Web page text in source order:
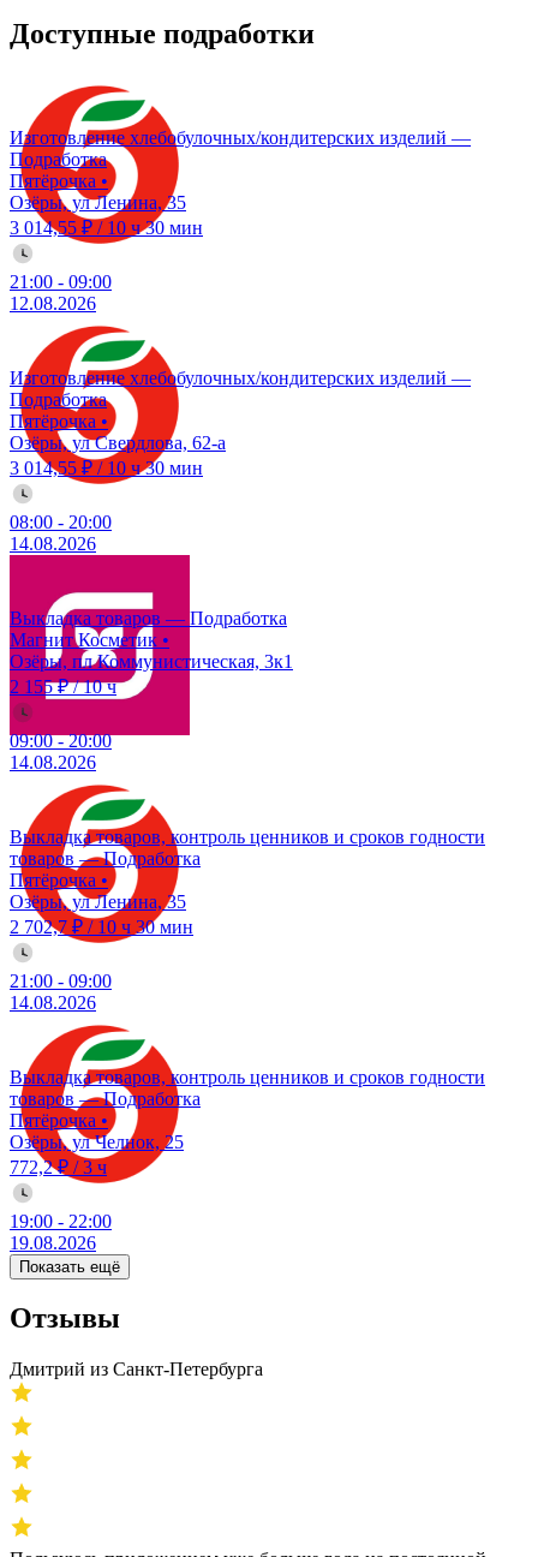
Доступные подработки
Изготовление хлебобулочных/кондитерских изделий —
Подработка
Пятёрочка •
Озёры, ул Ленина, 35
3 014,55 ₽ / 10 ч 30 мин
21:00 - 09:00
12.08.2026
Изготовление хлебобулочных/кондитерских изделий —
Подработка
Пятёрочка •
Озёры, ул Свердлова, 62-а
3 014,55 ₽ / 10 ч 30 мин
08:00 - 20:00
14.08.2026
Выкладка товаров — Подработка
Магнит Косметик •
Озёры, пл Коммунистическая, 3к1
2 155 ₽/10 ч
09:00-20:00
14.08.2026
Выкладка товаров, контроль ценников и сроков годности
товаров — Подработка
Пятёрочка •
Озёры, ул Ленина, 35
2 702,7 ₽ / 10 ч 30 мин
21:00 - 09:00
14.08.2026
Выкладка товаров, контроль ценников и сроков годности
товаров — Подработка
Пятёрочка •
Озёры, ул Челнок, 25
772,2 ₽ /3 ч
19:00 - 22:00
19.08.2026
Показать ещё
Отзывы
Дмитрий из Санкт-Петербурга